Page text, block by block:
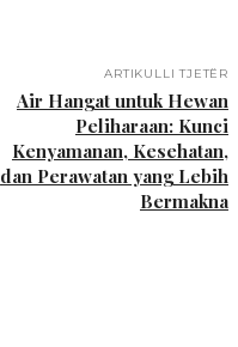
ARTIKULLI TJETËR
Air Hangat untuk Hewan
Peliharaan: Kunci
Kenyamanan, Kesehatan,
dan Perawatan yang Lebih
Bermakna